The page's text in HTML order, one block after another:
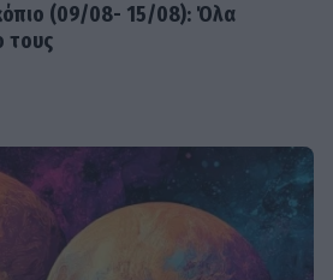
(09/08- 15/08): Όλα
τους